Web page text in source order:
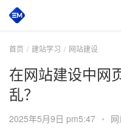
首页 建站学习 网站建设
在网站建设中网
乱？
2025年5月9日 pm5:47 •